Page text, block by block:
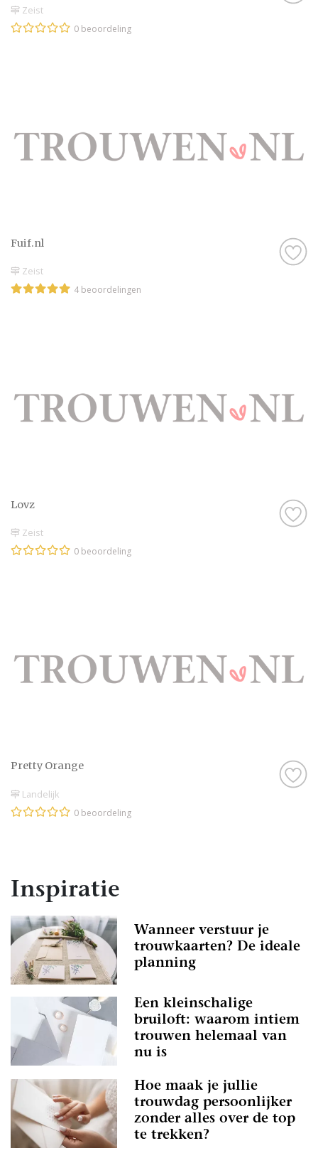
Zeist
0 beoordeling
Fuif.nl
Zeist
4 beoordelingen
Lovz
Zeist
0 beoordeling
Pretty Orange
Landelijk
0 beoordeling
Inspiratie
Wanneer verstuur je
trouwkaarten? De ideale
planning
Een kleinschalige
bruiloft: waarom intiem
trouwen helemaal van
nu is
Hoe maak je jullie
trouwdag persoonlijker
zonder alles over de top
te trekken?